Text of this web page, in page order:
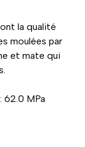
la qualité
moulées par
et mate qui
62.0 MPa